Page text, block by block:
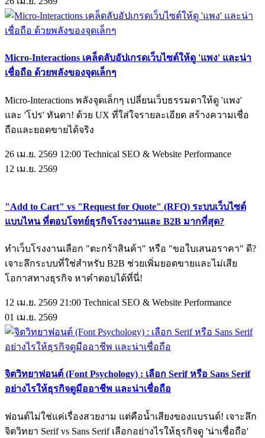
Micro-Interactions เคล็ดลับอัปเกรดเว็บไซต์ให้ดู 'แพง' และน่า
เชื่อถือ ด้วยพลังของจุดเล็กๆ
Micro-Interactions พลังจุดเล็กๆ เปลี่ยนเว็บธรรมดาให้ดู 'แพง'
และ 'โปร' ทันตา! ด้วย UX ที่ใส่ใจรายละเอียด สร้างความเชื่อ
ถือและยอดขายได้จริง
26 เม.ย. 2569 12:00 Technical SEO & Website Performance
12 เม.ย. 2569
"Add to Cart" vs "Request for Quote" (RFQ) ระบบเว็บไซต์
แบบไหน ที่ตอบโจทย์ธุรกิจโรงงานและ B2B มากที่สุด?
ทำเว็บโรงงานเลือก "ตะกร้าสินค้า" หรือ "ขอใบเสนอราคา" ดี?
เจาะลึกระบบที่ใช่สำหรับ B2B ช่วยเพิ่มยอดขายและไม่เสีย
โอกาสทางธุรกิจ หาคำตอบได้ที่นี่!
12 เม.ย. 2569 21:00 Technical SEO & Website Performance
01 เม.ย. 2569
จิตวิทยาฟอนต์ (Font Psychology) : เลือก Serif หรือ Sans Serif
อย่างไรให้ธุรกิจดูมืออาชีพ และน่าเชื่อถือ
ฟอนต์ไม่ใช่แค่เรื่องสวยงาม แต่คือน้ำเสียงของแบรนด์! เจาะลึก
จิตวิทยา Serif vs Sans Serif เลือกอย่างไรให้ธุรกิจดู 'น่าเชื่อถือ'